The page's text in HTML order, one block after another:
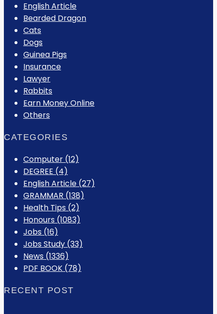
English Article
Bearded Dragon
Cats
Dogs
Guinea Pigs
Insurance
Lawyer
Rabbits
Earn Money Online
Others
CATEGORIES
Computer (12)
DEGREE (4)
English Article (27)
GRAMMAR (138)
Health Tips (2)
Honours (1083)
Jobs (16)
Jobs Study (33)
News (1336)
PDF BOOK (78)
RECENT POST